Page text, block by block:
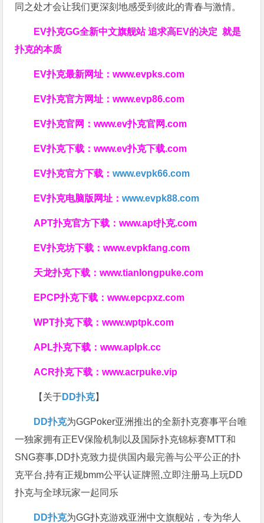
同之处才会让我们更深刻地感受到彼此的青春与激情。
EV扑克GG全新中文旗舰站追求高EV的决定就是
扑克的本质
EV扑克最新网址：www.evpks.com
EV扑克官方网址：www.evp86.com
EV扑克官网：www.ev扑克官网.com
EV扑克下载：www.ev扑克下载.com
EV扑克官方下载：www.evpk66.com
EV扑克电脑版网址：www.evpk88.com
APT扑克官方下载：www.apt扑克.com
EV扑克坊下载：www.evpkfang.com
天龙扑克下载：www.tianlongpuke.com
EPCP扑克下载：www.epcpxz.com
WPT扑克下载：www.wptpk.com
APL扑克下载：www.aplpk.cc
ACR扑克下载：www.acrpuke.vip
【关于DD扑克】
DD扑克为GGPoker亚洲推出的全新扑克赛事平台唯
一独家拥有正EV保险机制以及国际扑克锦标赛MTT和
SNG赛事,DD扑克致力提供国内最完善与公平公正的扑
克平台,持有正规bmm公平认证牌照,立即注册马上玩DD
扑克与全球玩家一起同乐
DD扑克为GG扑克游戏亚洲中文旗舰站，专为华人